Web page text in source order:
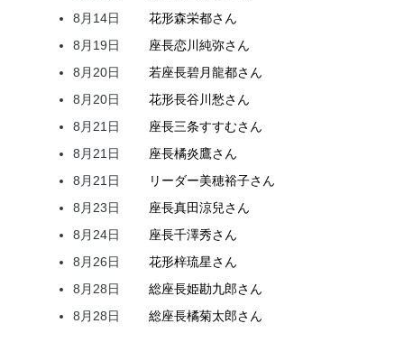
8月14日
花形森栄都さん
8月19日
座長恋川純弥さん
8月20日
若座長碧月龍都さん
8月20日
花形長谷川愁さん
8月21日
座長三条すすむさん
8月21日
座長橘炎鷹さん
8月21日
リーダー美穂裕子さん
8月23日
座長真田涼兒さん
8月24日
座長千澤秀さん
8月26日
花形梓琉星さん
8月28日
総座長姫勘九郎さん
8月28日
総座長橘菊太郎さん